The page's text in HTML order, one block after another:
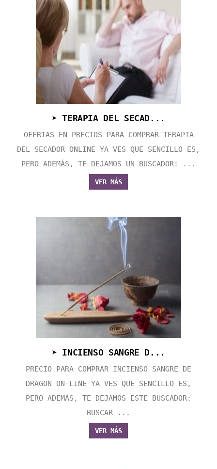
➤ TERAPIA DEL SECAD...
OFERTAS EN PRECIOS PARA COMPRAR TERAPIA
DEL SECADOR ONLINE YA VES QUE SENCILLO ES,
PERO ADEMÁS, TE DEJAMOS UN BUSCADOR: ...
VER MÁS
➤ INCIENSO SANGRE D...
PRECIO PARA COMPRAR INCIENSO SANGRE DE
DRAGON ON-LINE YA VES QUE SENCILLO ES,
PERO ADEMÁS, TE DEJAMOS ESTE BUSCADOR:
BUSCAR ...
VER MÁS